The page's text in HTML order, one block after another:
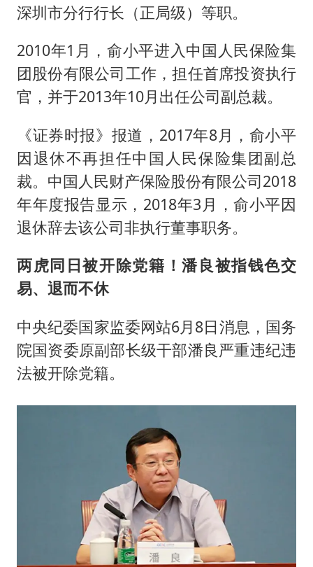
深圳市分行行长（正局级）等职。
2010年1月，俞小平进入中国人民保险集
团股份有限公司工作，担任首席投资执行
官，并于2013年10月出任公司副总裁。
《证券时报》报道，2017年8月，俞小平
因退休不再担任中国人民保险集团副总
裁。中国人民财产保险股份有限公司2018
年年度报告显示，2018年3月，俞小平因
退休辞去该公司非执行董事职务。
两虎同日被开除党籍！潘良被指钱色交
易、退而不休
中央纪委国家监委网站6月8日消息，国务
院国资委原副部长级干部潘良严重违纪违
法被开除党籍。